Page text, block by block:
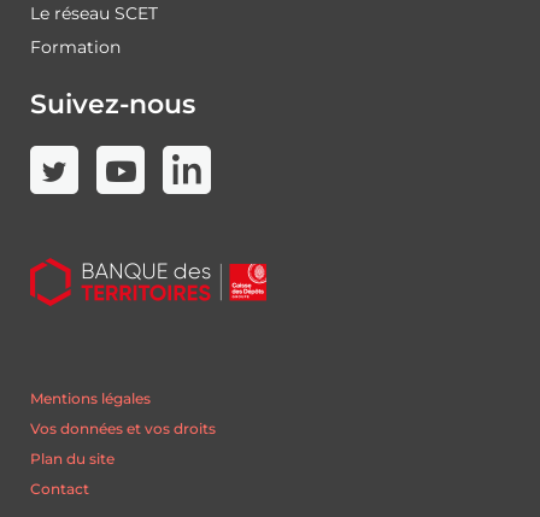
Le réseau SCET
Formation
Suivez-nous
Mentions légales
Vos données et vos droits
Plan du site
Contact